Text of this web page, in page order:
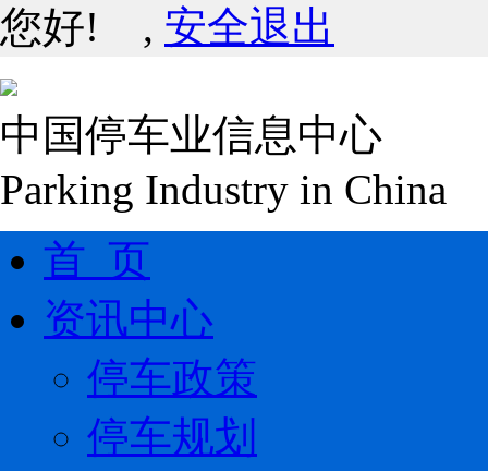
您好!
, 安全退出
中国停车业信息中心
Parking Industry in China
首 页
资讯中心
停车政策
停车规划